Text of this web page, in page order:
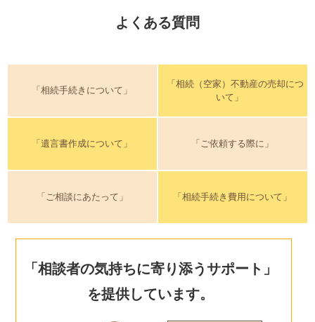
よくある質問
「相続手続きについて」
「相続（空家）不動産の売却につ
いて」
「遺言書作成について」 「ご依頼する際に」
「ご相談にあたって」 「相続手続き費用について」
「相談者の気持ちに寄り添うサポート」
を提供しています。